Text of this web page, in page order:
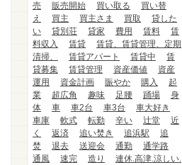
売
販売開始 買い取る
買い替
え
買主 買主さま 買取
貸した
い
貸別荘 貸家 費用 賃料
賃
料収入
賃貸
賃貸、賃貸管理、定期
清掃、
賃貸アパート 賃貸中
賃
貸募集
賃貸管理 資産価値
資産
運用
資金計画 賑やか 購入
起
業
超広角 趣味 足腰 踊場
身
体
車 車2台 車3台
車大好き
車庫
軟式 転勤 辛い 辻堂
近
く
返済 追い焚き 追浜駅
追
焚
退去 送迎会 通勤
通学路
通風
速完 造り
連休.高津.涼しい.